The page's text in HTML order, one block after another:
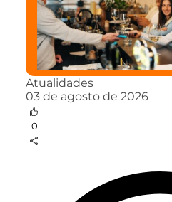
Atualidades
03 de agosto de 2026
0